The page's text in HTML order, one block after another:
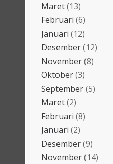
Maret(13)
Februari (6)
Januari (12)
Desember(12)
November(8)
Oktober(3)
September(5)
Maret(2)
Februari (8)
Januari (2)
Desember(9)
November(14)